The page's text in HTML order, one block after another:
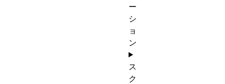
ー
シ
ョ
ン
ス
ク